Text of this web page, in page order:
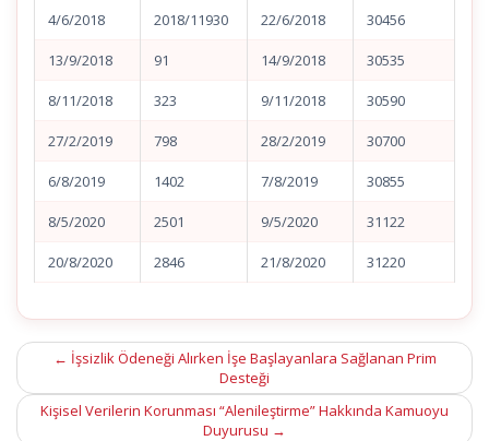
4/6/2018 2018/11930 22/6/2018 30456
13/9/2018 91 14/9/2018 30535
8/11/2018 323 9/11/2018 30590
27/2/2019 798 28/2/2019 30700
6/8/2019 1402 7/8/2019 30855
8/5/2020 2501 9/5/2020 31122
20/8/2020 2846 21/8/2020 31220
Post
navigation
← İşsizlik Ödeneği Alırken İşe Başlayanlara Sağlanan Prim
Desteği
Kişisel Verilerin Korunması “Alenileştirme” Hakkında Kamuoyu
Duyurusu →